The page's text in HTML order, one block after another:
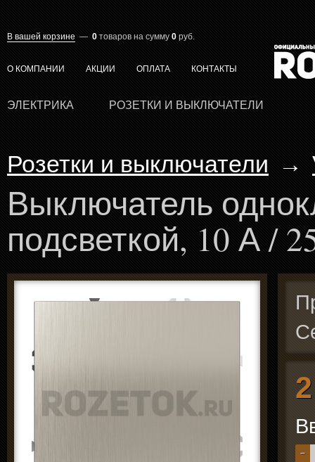
В вашей корзине — 0 товаров на сумму 0 руб.
О КОМПАНИИ АКЦИИ ОПЛАТА КОНТАКТЫ
ЭЛЕКТРИКА РОЗЕТКИ И ВЫКЛЮЧАТЕЛИ
Розетки и выключатели →
Выключатель
подсветкой, 10 А /
−